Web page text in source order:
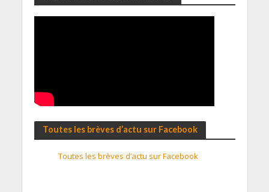
Toutes les brèves d’actu sur Facebook
Toutes les brèves d’actu sur Facebook